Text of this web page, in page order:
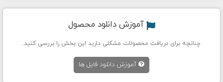
آموزش دانلود محصول
چنانچه برای دریافت محصولات مشکلی دارید این بخش را بررسی کنید.
آموزش دانلود فایل ها